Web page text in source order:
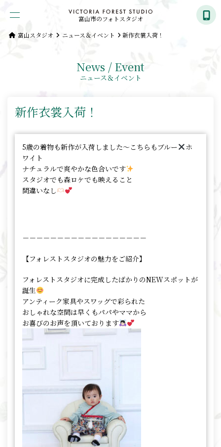
富山市のフォトスタジオ
富山スタジオ
ニュース＆イベント 新作衣裳入荷！
News / Event
ニュース＆イベント
新作衣裳入荷！
5歳の着物も新作が入荷しました〜こちらもブルー
ホ
ワイト
ナチュラルで爽やかな色合いです
スタジオでも森ロケでも映えること
間違いなし
－－－－－－－－－－－－－－－－－－
【フォレストスタジオの魅力をご紹介】
フォレストスタジオに完成したばかりのNEWスポットが
誕生
アンティーク家具やスワッグで彩られた
おしゃれな空間は早くもパパやママから
お喜びのお声を頂いております